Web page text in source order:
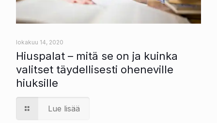
lokakuu 14, 2020
Hiuspalat – mitä se on ja kuinka
valitset täydellisesti oheneville
hiuksille
Lue lisää